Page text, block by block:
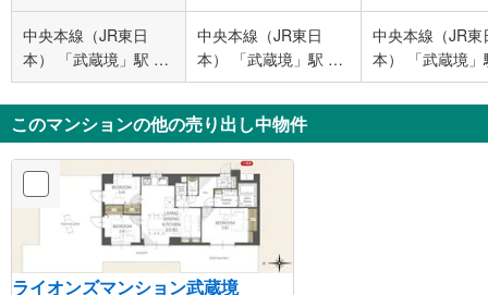
中央本線（JR東日
本） 「武蔵境」駅 徒
歩14分
中央本線（JR東日
本） 「武蔵境」駅 徒
歩9分
中央本線（JR東
本） 「武蔵境」
歩9分
このマンションの他の売り出し中物件
ライオンズマンション武蔵境